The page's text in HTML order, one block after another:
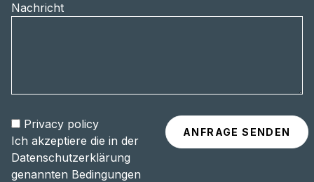
Nachricht
Privacy policy
Ich akzeptiere die in der
Datenschutzerklärung
genannten Bedingungen